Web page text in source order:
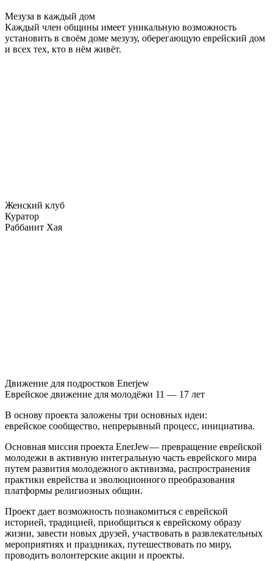
Мезуза в каждый дом
Каждый член общины имеет уникальную возможность
установить в своём доме мезузу, оберегающую еврейский дом
и всех тех, кто в нём живёт.
Женский клуб
Куратор
Раббанит Хая
Движение для подростков Enerjew
Еврейское движение для молодёжи 11 — 17 лет
В основу проекта заложены три основных идеи:
еврейское сообщество, непрерывный процесс, инициатива.
Основная миссия проекта EnerJew— превращение еврейской
молодежи в активную интегральную часть еврейского мира
путем развития молодежного активизма, распространения
практики еврейства и эволюционного преобразования
платформы религиозных общин.
Проект дает возможность познакомиться с еврейской
историей, традицией, приобщиться к еврейскому образу
жизни, завести новых друзей, участвовать в развлекательных
мероприятиях и праздниках, путешествовать по миру,
проводить волонтерские акции и проекты.